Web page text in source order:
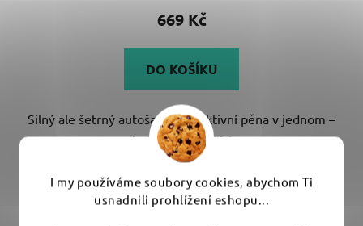
I my používáme soubory cookies, abychom Ti
usnadnili prohlížení eshopu...
produktu
5,0
z
hvězdiček.
669 Kč
DO KOŠÍKU
Silný ale šetrný autošampon i aktivní pěna v jednom –
prostě allround použití. pH...